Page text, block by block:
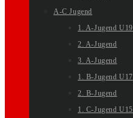
A-C Jugend
1. A-Jugend U19
2. A-Jugend
3. A-Jugend
1. B-Jugend U17
2. B-Jugend
1. C-Jugend U15